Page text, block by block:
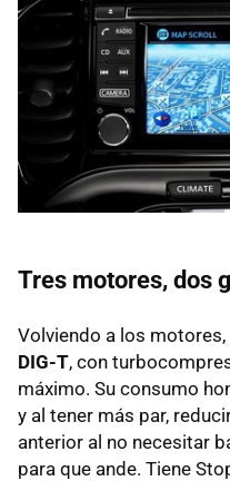
Tres motores, dos
Volviendo a los
DIG-T, con
máximo. Su consumo
y al tener más par,
anterior al no necesitar
para que ande. Tiene